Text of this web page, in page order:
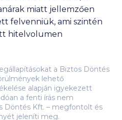
miatt jellemzően
felvenniük, ami szintén
hitelvolumen
a Biztos Döntés
lehető
alapján igyekezett
a fenti írás nem
Döntés Kft. – megfontolt és
jeleníti meg.